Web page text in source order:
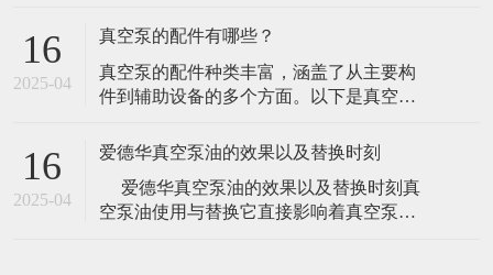
普旭真空泵通常由排气部分、抽气部分和
通过机械运动将气体抽出密闭空间。 普旭
真空泵在应用中具有广泛的使用场景，包
作压
16
2025-04
真空泵的配件有哪些？
真空泵的配件种类丰富，涵盖了从主要构
件到辅助设备的多个方面。以下是真空泵
心部件，通过压缩和抽气，使气体排出系
大抽气速度，提高真空泵的工作效率。 导
叶：用于引导气体流动的方向，使气体流
16
2025-04
爱德华真空泵油的效果以及替换时刻
​ 爱德华真空泵油的效果以及替换时刻真
空泵油使用与替换它直接影响着真空泵的